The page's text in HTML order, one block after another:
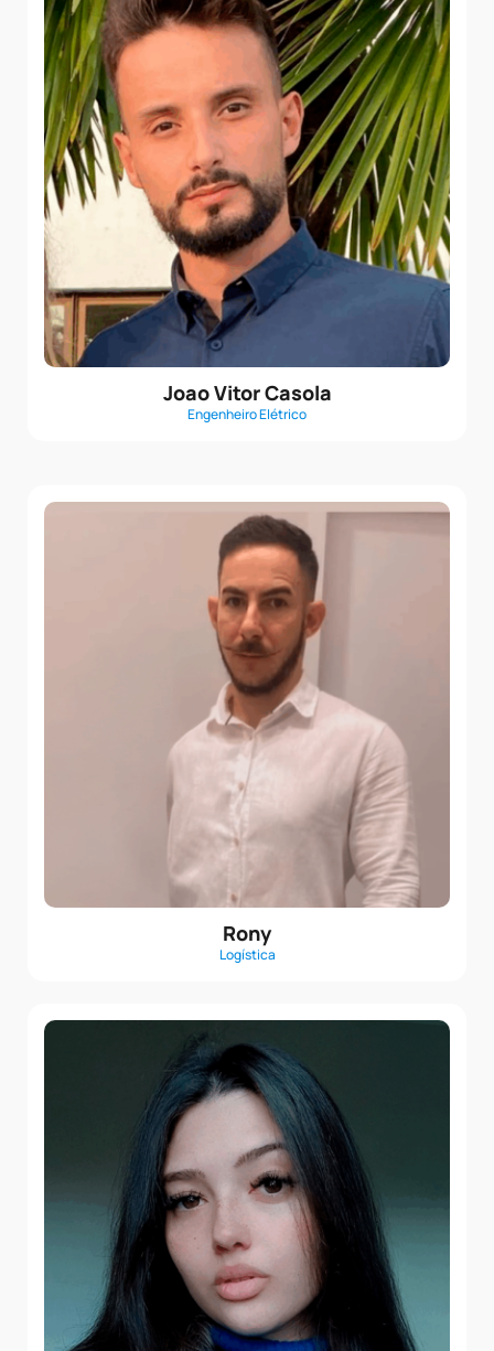
Joao Vitor Casola
Engenheiro Elétrico
Rony
Logística